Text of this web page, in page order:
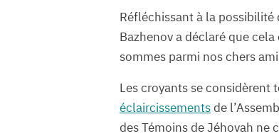
Réfléchissant à la
Bazhenov a déclaré que
sommes parmi nos chers
Les croyants se
éclaircissementsde
des Témoins de Jéhovah ne